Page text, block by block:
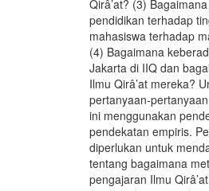
Qirâ’at? (3)
pendidikan terhadap
mahasiswa terhadap
(4) Bagaimana
Jakarta di IIQ dan
Ilmu Qirâ’at mereka?
pertanyaan-
ini menggunakan
pendekatan empiris.
diperlukan untuk
tentang bagaimana
pengajaran Ilmu